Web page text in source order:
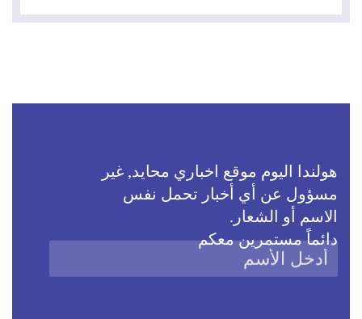
هولندا اليوم موقع اخباري محايد, غير
مسؤول عن أي أخبار تحمل نفس
الاسم أو الشعار.
دائماً مستمرين معكم